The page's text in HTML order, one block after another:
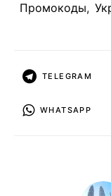
Промокоды,
TELEGRAM
WHATSAPP